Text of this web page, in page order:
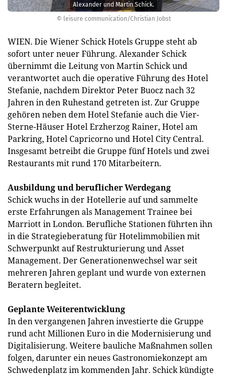
© leisure communication/Christian Jobst
Alexander und Martin Schick.
WIEN. Die Wiener Schick Hotels Gruppe steht ab
sofort unter neuer Führung. Alexander Schick
übernimmt die Leitung von Martin Schick und
verantwortet auch die operative Führung des Hotel
Stefanie, nachdem Direktor Peter Buocz nach 32
Jahren in den Ruhestand getreten ist. Zur Gruppe
gehören neben dem Hotel Stefanie auch die Vier-
Sterne-Häuser Hotel Erzherzog Rainer, Hotel am
Parkring, Hotel Capricorno und Hotel City Central.
Insgesamt betreibt die Gruppe fünf Hotels und zwei
Restaurants mit rund 170 Mitarbeitern.
Ausbildung und beruflicher Werdegang
Schick wuchs in der Hotellerie auf und sammelte
erste Erfahrungen als Management Trainee bei
Marriott in London. Berufliche Stationen führten ihn
in die Strategieberatung für Hotelimmobilien mit
Schwerpunkt auf Restrukturierung und Asset
Management. Der Generationenwechsel war seit
mehreren Jahren geplant und wurde von externen
Beratern begleitet.
Geplante Weiterentwicklung
In den vergangenen Jahren investierte die Gruppe
rund acht Millionen Euro in die Modernisierung und
Digitalisierung. Weitere bauliche Maßnahmen sollen
folgen, darunter ein neues Gastronomiekonzept am
Schwedenplatz im kommenden Jahr. Schick kündigte